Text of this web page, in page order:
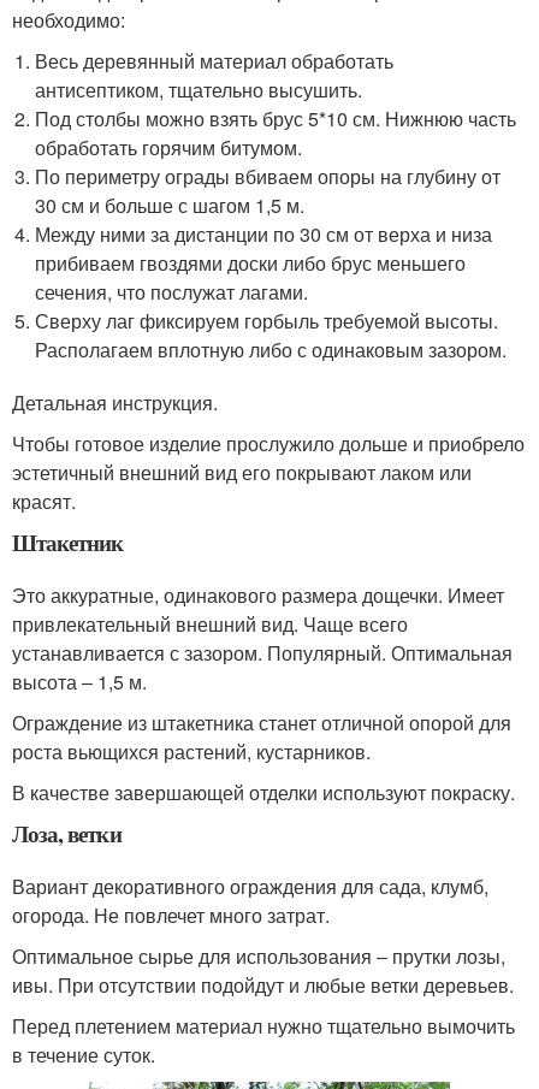
необходимо:
Весь деревянный материал обработать
антисептиком, тщательно высушить.
Под столбы можно взять брус 5*10 см. Нижнюю часть
обработать горячим битумом.
По периметру ограды вбиваем опоры на глубину от
30 см и больше с шагом 1,5 м.
Между ними за дистанции по 30 см от верха и низа
прибиваем гвоздями доски либо брус меньшего
сечения, что послужат лагами.
Сверху лаг фиксируем горбыль требуемой высоты.
Располагаем вплотную либо с одинаковым зазором.
Детальная инструкция.
Чтобы готовое изделие прослужило дольше и приобрело
эстетичный внешний вид его покрывают лаком или
красят.
Штакетник
Это аккуратные, одинакового размера дощечки. Имеет
привлекательный внешний вид. Чаще всего
устанавливается с зазором. Популярный. Оптимальная
высота ‒ 1,5 м.
Ограждение из штакетника станет отличной опорой для
роста вьющихся растений, кустарников.
В качестве завершающей отделки используют покраску.
Лоза, ветки
Вариант декоративного ограждения для сада, клумб,
огорода. Не повлечет много затрат.
Оптимальное сырье для использования ‒ прутки лозы,
ивы. При отсутствии подойдут и любые ветки деревьев.
Перед плетением материал нужно тщательно вымочить
в течение суток.